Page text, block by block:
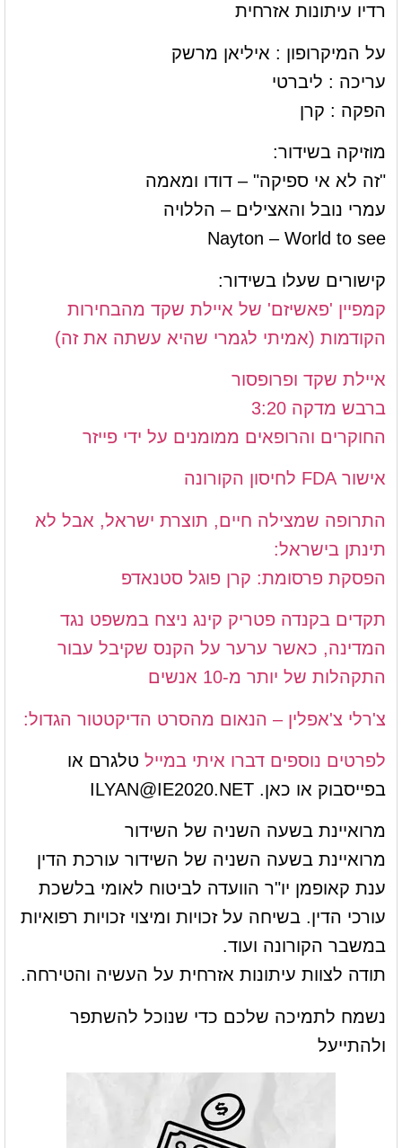
רדיו עיתונות אזרחית
על המיקרופון : איליאן מרשק
עריכה : ליברטי
הפקה : קרן
מוזיקה בשידור:
"זה לא אי ספיקה" – דודו ומאמה
עמרי נובל והאצילים – הללויה
Nayton – World to see
קישורים שעלו בשידור:
קמפיין 'פאשיזם' של איילת שקד מהבחירות
הקודמות (אמיתי לגמרי שהיא עשתה את זה)
איילת שקד ופרופסור
ברבש מדקה 3:20
החוקרים והרופאים ממומנים על ידי פייזר
אישור FDA לחיסון הקורונה
התרופה שמצילה חיים, תוצרת ישראל, אבל לא
תינתן בישראל:
הפסקת פרסומת: קרן פוגל סטנאדפ
תקדים בקנדה פטריק קינג ניצח במשפט נגד
המדינה, כאשר ערער על הקנס שקיבל עבור
התקהלות של יותר מ-10 אנשים
צ'רלי צ'אפלין – הנאום מהסרט הדיקטטור הגדול:
לפרטים נוספים דברו איתי במייל טלגרם או
בפייסבוק או כאן. ILYAN@IE2020.NET
מרואיינת בשעה השניה של השידור
מרואיינת בשעה השניה של השידור עורכת הדין
ענת קאופמן יו"ר הוועדה לביטוח לאומי בלשכת
עורכי הדין. בשיחה על זכויות ומיצוי זכויות רפואיות
במשבר הקורונה ועוד.
תודה לצוות עיתונות אזרחית על העשיה והטירחה.
נשמח לתמיכה שלכם כדי שנוכל להשתפר
ולהתייעל